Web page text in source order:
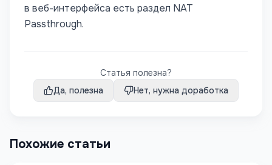
в веб-интерфейса есть раздел NAT
Passthrough.
Статья полезна?
Да, полезна
Нет, нужна доработка
Похожие статьи